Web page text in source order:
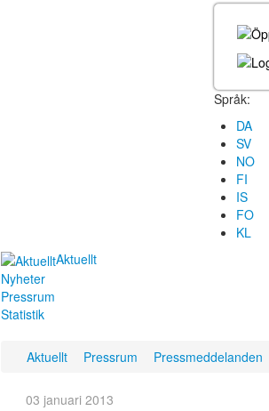
Språk:
DA
SV
NO
FI
IS
FO
KL
Aktuellt
Nyheter
Pressrum
Statistik
Aktuellt Pressrum Pressmeddelanden
03 januari 2013